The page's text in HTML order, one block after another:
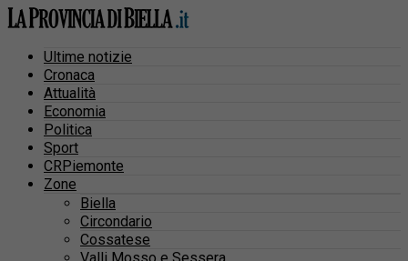
Ultime notizie
Cronaca
Attualità
Economia
Politica
Sport
CRPiemonte
Zone
Biella
Circondario
Cossatese